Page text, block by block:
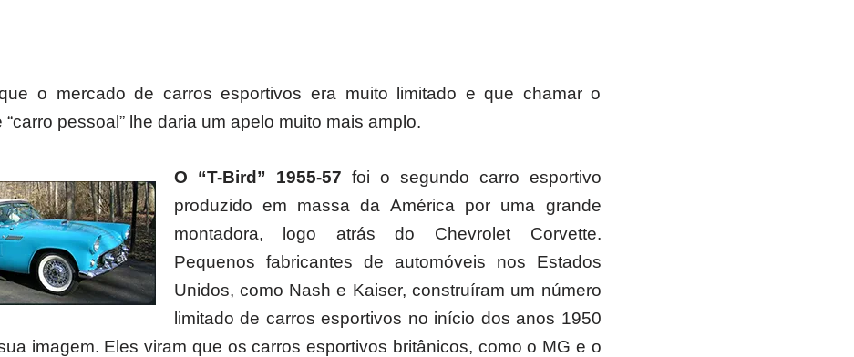
o mercado de carros esportivos era muito limitado e que chamar o
pessoal” lhe daria um apelo muito mais amplo.
O “T-Bird” 1955-57 foi o segundo carro esportivo
produzido em massa da América por uma grande
montadora, logo atrás do Chevrolet Corvette.
Pequenos fabricantes de automóveis nos Estados
Unidos, como Nash e Kaiser, construíram um número
limitado de carros esportivos no início dos anos 1950
imagem. Eles viram que os carros esportivos britânicos, como o MG e o